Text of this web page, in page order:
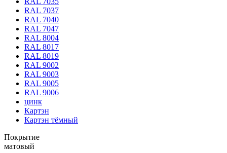
RAL 7037
RAL 7040
RAL 7047
RAL 8004
RAL 8017
RAL 8019
RAL 9002
RAL 9003
RAL 9005
RAL 9006
цинк
Картэн
Картэн тёмный
Покрытие
матовый